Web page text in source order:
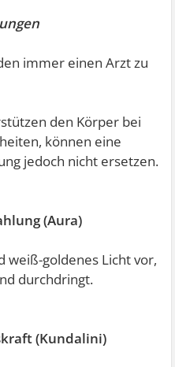
immer einen Arzt zu
den Körper bei
können eine
jedoch nicht ersetzen.
(Aura)
weiß-goldenes Licht vor,
durchdringt.
(Kundalini)